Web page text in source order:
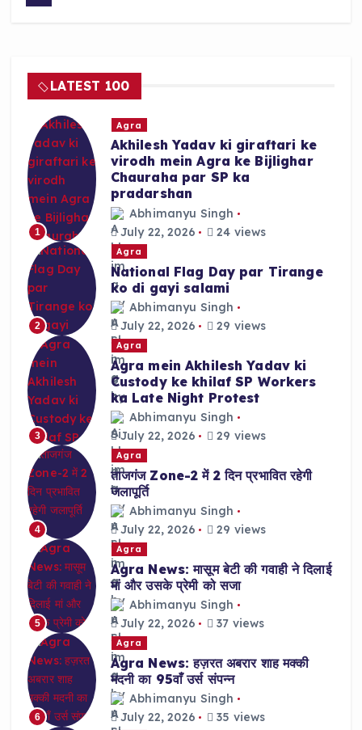
o
o
k
p
p
LATEST 100
1
Agra
Akhilesh Yadav ki giraftari ke
virodh mein Agra ke Bijlighar
Chauraha par SP ka
pradarshan
Abhimanyu Singh
July 22, 2026
24 views
2
Agra
National Flag Day par Tirange
ko di gayi salami
Abhimanyu Singh
July 22, 2026
29 views
3
Agra
Agra mein Akhilesh Yadav ki
Custody ke khilaf SP Workers
ka Late Night Protest
Abhimanyu Singh
July 22, 2026
29 views
4
Agra
ताजगंज Zone-2 में 2 दिन प्रभावित रहेगी
जलापूर्ति
Abhimanyu Singh
July 22, 2026
29 views
5
Agra
Agra News: मासूम बेटी की गवाही ने दिलाई
मां और उसके प्रेमी को सजा
Abhimanyu Singh
July 22, 2026
37 views
6
Agra
Agra News: हज़रत अबरार शाह मक्की
मदनी का 95वाँ उर्स संपन्न
Abhimanyu Singh
July 22, 2026
35 views